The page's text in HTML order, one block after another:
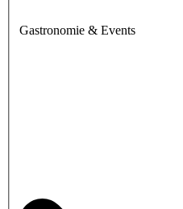
Gastronomie & Events